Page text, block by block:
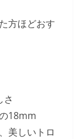
方ほどおす
さ
18mm
美しいトロ